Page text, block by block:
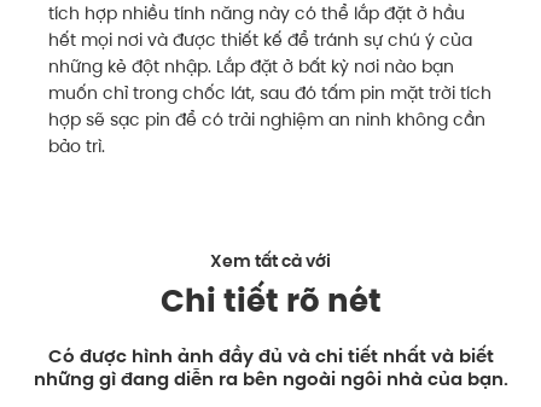
tích hợp nhiều tính năng này có thể lắp đặt ở hầu
hết mọi nơi và được thiết kế để tránh sự chú ý của
những kẻ đột nhập. Lắp đặt ở bất kỳ nơi nào bạn
muốn chỉ trong chốc lát, sau đó tấm pin mặt trời tích
hợp sẽ sạc pin để có trải nghiệm an ninh không cần
bảo trì.
Xem tất cả với
Chi tiết rõ nét
Có được hình ảnh đầy đủ và chi tiết nhất và biết
những gì đang diễn ra bên ngoài ngôi nhà của bạn.